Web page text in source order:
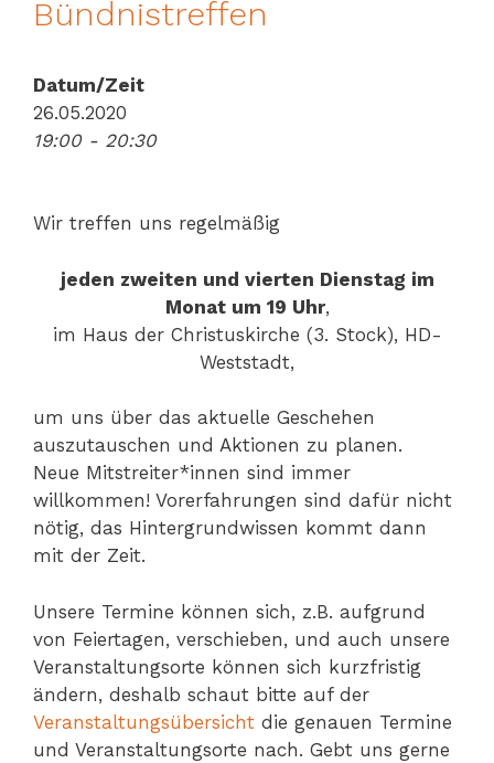
Bündnistreffen
Datum/Zeit
26.05.2020
19:00 - 20:30
Wir treffen uns regelmäßig
jeden zweiten und vierten Dienstag im
Monat um 19 Uhr,
im Haus der Christuskirche (3. Stock), HD-
Weststadt,
um uns über das aktuelle Geschehen
auszutauschen und Aktionen zu planen.
Neue Mitstreiter*innen sind immer
willkommen! Vorerfahrungen sind dafür nicht
nötig, das Hintergrundwissen kommt dann
mit der Zeit.
Unsere Termine können sich, z.B. aufgrund
von Feiertagen, verschieben, und auch unsere
Veranstaltungsorte können sich kurzfristig
ändern, deshalb schaut bitte auf der
Veranstaltungsübersicht die genauen Termine
und Veranstaltungsorte nach. Gebt uns gerne